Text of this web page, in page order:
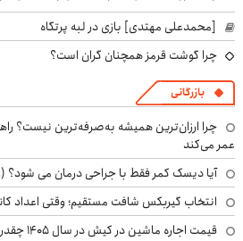
[محمدعلی مهتدی] بازی در لبه پرتگاه
چرا گوشت قرمز همچنان گران است؟
بازرگانی
چرا ارزان‌ترین همیشه به‌صرفه‌ترین نیست؟
عمر می‌کند
آیا دیسک کمر فقط با جراحی درمان می
انتخاب گیربکس شافت مستقیم؛ وقتی اعداد
قیمت اجاره ماشین در کیش در سال ۱۴۰۵ چقدر تغییر کرده است؟